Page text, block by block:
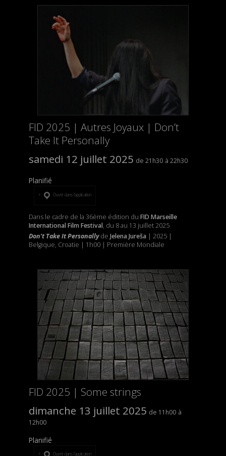
FID 2025 | Autres Joyaux | Don’t
Take It Personally
samedi 12 juillet 2025
21h30 22h30
Planifié
Ouvrir dans l’application
Dans le cadre de la 36ème édition du FID Marseille
International Film Festival, du 8 au 13 juillet 2025
Don’t Take It Personallyde Jelena Jureša | 2025 |
Belgique, Croatie | 1h00 | Première Mondiale
FID 2025 | Some strings
dimanche 13 juillet 2025
11h00
12h00
Planifié
Ouvrir dans l’application